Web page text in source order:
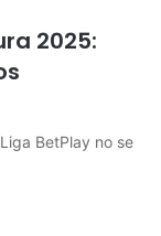
2025:
BetPlay no se